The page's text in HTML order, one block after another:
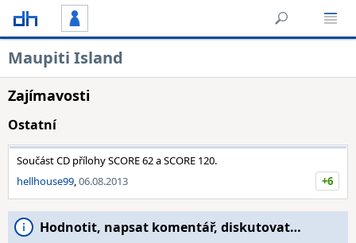
Maupiti Island
Zajímavosti
Ostatní
Součást CD přílohy SCORE 62 a SCORE 120.
hellhouse99,06.08.2013 +6
Hodnotit, napsat komentář, diskutovat…